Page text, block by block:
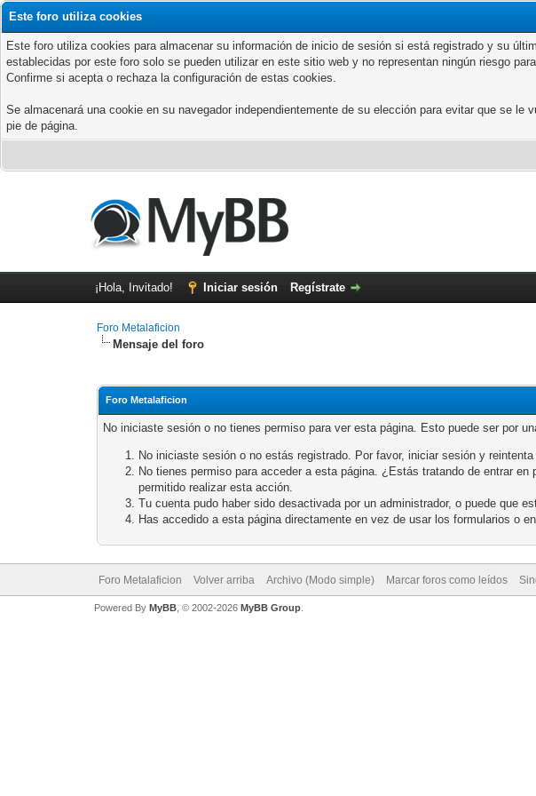
Este foro utiliza cookies
Este foro utiliza cookies para almacenar su información de inicio de sesión si está registrado y su
establecidas por este foro solo se pueden utilizar en este sitio web y no representan ningún riesgo
Confirme si acepta o rechaza la configuración de estas cookies.
Se almacenará una cookie en su navegador independientemente de su elección para evitar que se
pie de página.
¡Hola, Invitado! Iniciar sesión Regístrate
Foro Metalaficion
Mensaje del foro
Foro Metalaficion
No iniciaste sesión o no tienes permiso para ver esta página. Esto puede ser por
No iniciaste sesión o no estás registrado. Por favor, iniciar sesión y
No tienes permiso para acceder a esta página. ¿Estás tratando de entrar
permitido realizar esta acción.
Tu cuenta pudo haber sido desactivada por un administrador, o puede que
Has accedido a esta página directamente en vez de usar los formularios o
Foro Metalaficion Volver arriba Archivo (Modo simple) Marcar foros como leídos
Powered By MyBB, © 2002-2026 MyBB Group.